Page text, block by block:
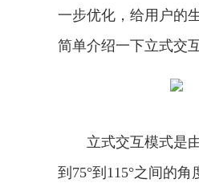
一步优化，给用户的
简单介绍一下立式交
立式交互模式是
到75°到115°之间的